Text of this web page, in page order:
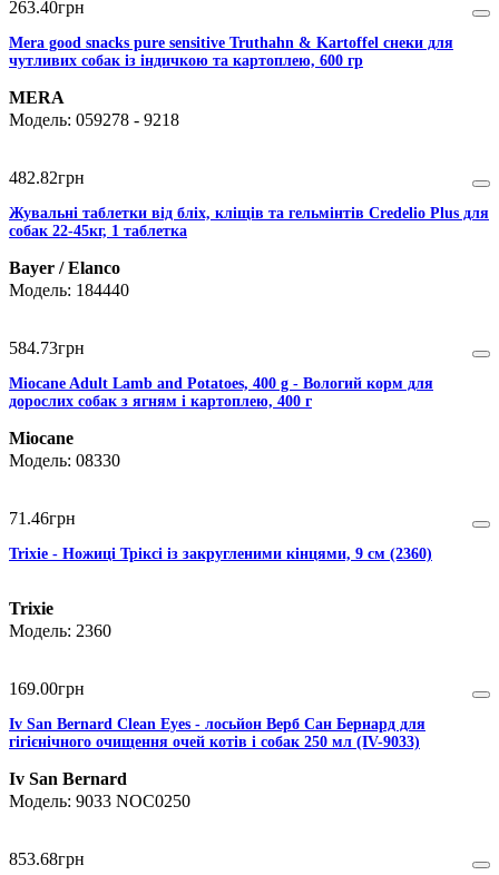
263.40грн
Mera good snacks pure sensitive Truthahn & Kartoffel снеки для
чутливих собак із індичкою та картоплею, 600 гр
MERA
059278 - 9218
482.82грн
Жувальні таблетки від бліх, кліщів та гельмінтів Credelio Plus для
собак 22-45кг, 1 таблетка
Bayer / Elanco
184440
584.73грн
Miocane Adult Lamb and Potatoes, 400 g - Вологий корм для
дорослих собак з ягням і картоплею, 400 г
Miocane
08330
71 .46грн
Trixie - Ножиці Тріксі із закругленими кінцями, 9 см (2360)
Trixie
2360
169.00грн
Iv San Bernard Clean Eyes - лосьйон Верб Сан Бернард для
гігієнічного очищення очей котів і собак 250 мл (IV-9033)
Iv San Bernard
9033 NOC0250
853.68грн